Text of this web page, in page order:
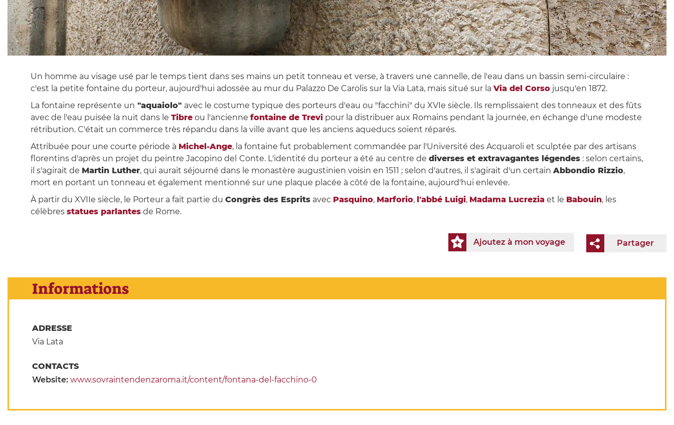
Un homme au visage usé par le temps tient dans ses mains un petit tonneau et verse, à travers une cannelle, de l'eau dans un bassin semi-circulaire :
c'est la petite fontaine du porteur, aujourd'hui adossée au mur du Palazzo De Carolis sur la Via Lata, mais situé sur la Via del Corsojusqu'en 1872.
La fontaine représente un "aquaiolo" avec le costume typique des porteurs d'eau ou "facchini" du XVIe siècle. Ils remplissaient des tonneaux et des fûts
avec de l'eau puisée la nuit dans le Tibreou l'ancienne fontaine de Trevipour la distribuer aux Romains pendant la journée, en échange d'une modeste
rétribution. C'était un commerce très répandu dans la ville avant que les anciens aqueducs soient réparés.
Attribuée pour une courte période à Michel-Ange, la fontaine fut probablement commandée par l'Université des Acquaroli et sculptée par des artisans
florentins d'après un projet du peintre Jacopino del Conte. L'identité du porteur a été au centre de diverses et extravagantes légendes: selon certains,
il s'agirait de Martin Luther, qui aurait séjourné dans le monastère augustinien voisin en 1511 ; selon d'autres, il s'agirait d'un certain Abbondio Rizzio,
mort en portant un tonneau et également mentionné sur une plaque placée à côté de la fontaine, aujourd'hui enlevée.
À partir du XVIIe siècle, le Porteur a fait partie du Congrès des Espritsavec Pasquino, Marforio, l'abbé Luigi, Madama Lucreziaet le Babouin, les
célèbres statues parlantesde Rome.
Partager
Ajoutez à mon voyage
Informations
ADRESSE
Via Lata
CONTACTS
Website: www.sovraintendenzaroma.it/content/fontana-del-facchino-0